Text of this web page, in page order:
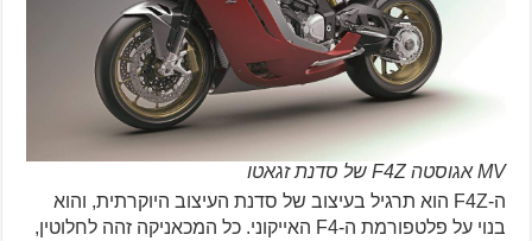
MV אגוסטה F4Z של סדנת זגאטו
ה-F4Z הוא תרגיל בעיצוב של סדנת העיצוב היוקרתית, והוא
בנוי על פלטפורמת ה-F4 האייקוני. כל המכאניקה זהה לחלוטין,